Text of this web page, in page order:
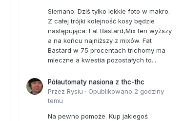
Siemano. Dziś tylko lekkie foto w makro.
Z całej trójki kolejność kosy będzie
następująca: Fat Bastard,Mix ten wyższy
a na końcu najniższy z mixów. Fat
Bastard w 75 procentach trichomy ma
mleczne a kwestia pozostałych to...
Półautomaty nasiona z thc-thc
Przez Rysiu · Opublikowano 2 godziny
temu
Na pewno pomoże. Kup jakiegoś